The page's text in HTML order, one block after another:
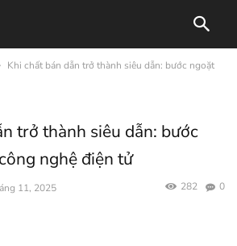
Khi chất bán dẫn trở thành siêu dẫn: bước ngoặt
trở thành siêu dẫn: bước
nghệ điện tử
11, 2025 0
282